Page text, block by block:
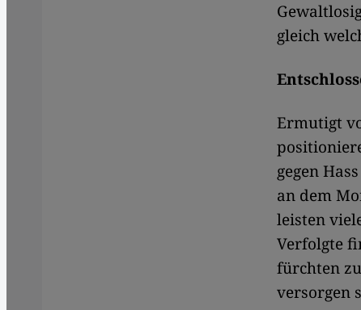
gleich
Ermutigt
gegen
an dem
leisten
Verfolgte
fürchten
versorgen